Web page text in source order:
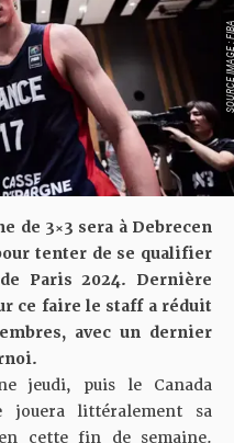
SOURCE
de 3×3 sera à Debrecen
tenter de se qualifier
Paris 2024. Dernière
ce faire le staff a réduit
avec un dernier
jeudi, puis le Canada
jouera littéralement sa
cette fin de semaine.